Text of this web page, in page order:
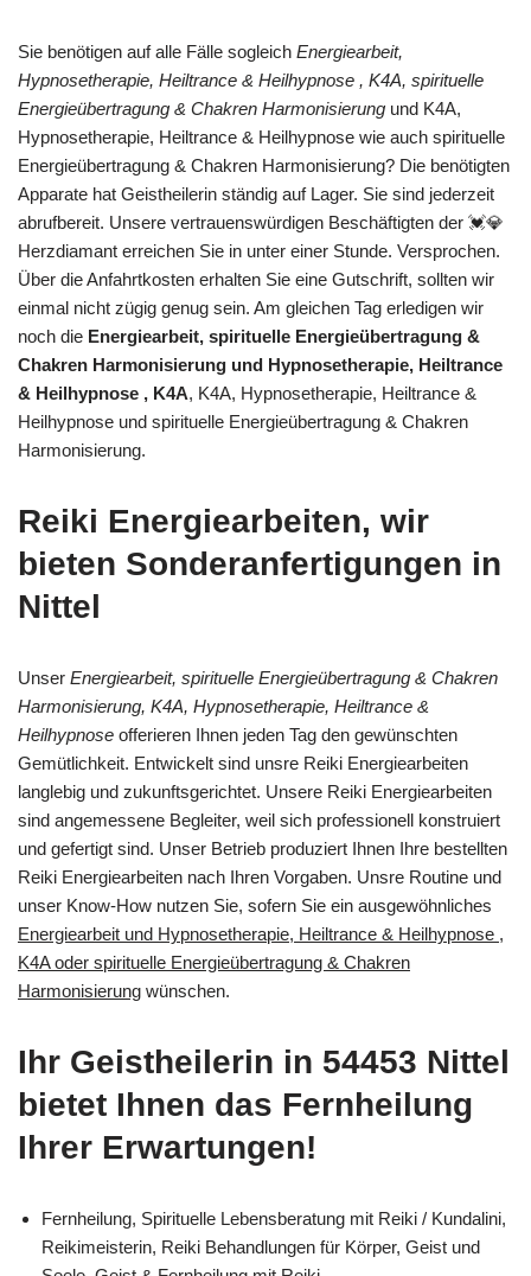
Sie benötigen auf alle Fälle sogleich Energiearbeit,
Hypnosetherapie, Heiltrance & Heilhypnose , K4A, spirituelle
Energieübertragung & Chakren Harmonisierung und K4A,
Hypnosetherapie, Heiltrance & Heilhypnose wie auch spirituelle
Energieübertragung & Chakren Harmonisierung? Die benötigten
Apparate hat Geistheilerin ständig auf Lager. Sie sind jederzeit
abrufbereit. Unsere vertrauenswürdigen Beschäftigten der 💓️💎
Herzdiamant erreichen Sie in unter einer Stunde. Versprochen.
Über die Anfahrtkosten erhalten Sie eine Gutschrift, sollten wir
einmal nicht zügig genug sein. Am gleichen Tag erledigen wir
noch die Energiearbeit, spirituelle Energieübertragung &
Chakren Harmonisierung und Hypnosetherapie, Heiltrance
& Heilhypnose , K4A, K4A, Hypnosetherapie, Heiltrance &
Heilhypnose und spirituelle Energieübertragung & Chakren
Harmonisierung.
Reiki Energiearbeiten, wir
bieten Sonderanfertigungen in
Nittel
Unser Energiearbeit, spirituelle Energieübertragung & Chakren
Harmonisierung, K4A, Hypnosetherapie, Heiltrance &
Heilhypnose offerieren Ihnen jeden Tag den gewünschten
Gemütlichkeit. Entwickelt sind unsre Reiki Energiearbeiten
langlebig und zukunftsgerichtet. Unsere Reiki Energiearbeiten
sind angemessene Begleiter, weil sich professionell konstruiert
und gefertigt sind. Unser Betrieb produziert Ihnen Ihre bestellten
Reiki Energiearbeiten nach Ihren Vorgaben. Unsre Routine und
unser Know-How nutzen Sie, sofern Sie ein ausgewöhnliches
Energiearbeit und Hypnosetherapie, Heiltrance & Heilhypnose ,
K4A oder spirituelle Energieübertragung & Chakren
Harmonisierung wünschen.
Ihr Geistheilerin in 54453 Nittel
bietet Ihnen das Fernheilung
Ihrer Erwartungen!
Fernheilung, Spirituelle Lebensberatung mit Reiki / Kundalini,
Reikimeisterin, Reiki Behandlungen für Körper, Geist und